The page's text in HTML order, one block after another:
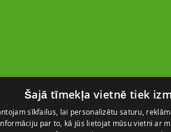
SIA “FlosFloret”
Ventspils nov., Ugāles
Ugāle, “Salas” – 23, LV-
Šajā tīmekļa vietnē tiek
sīkfailus, lai personalizētu saturu,
par to, kā jūs lietojat mūsu vietni ar